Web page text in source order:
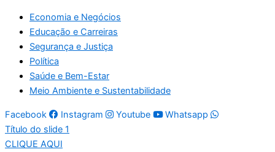
Economia e Negócios
Educação e Carreiras
Segurança e Justiça
Política
Saúde e Bem-Estar
Meio Ambiente e Sustentabilidade
Facebook Instagram Youtube
Whatsapp
Título do slide 1
CLIQUE AQUI